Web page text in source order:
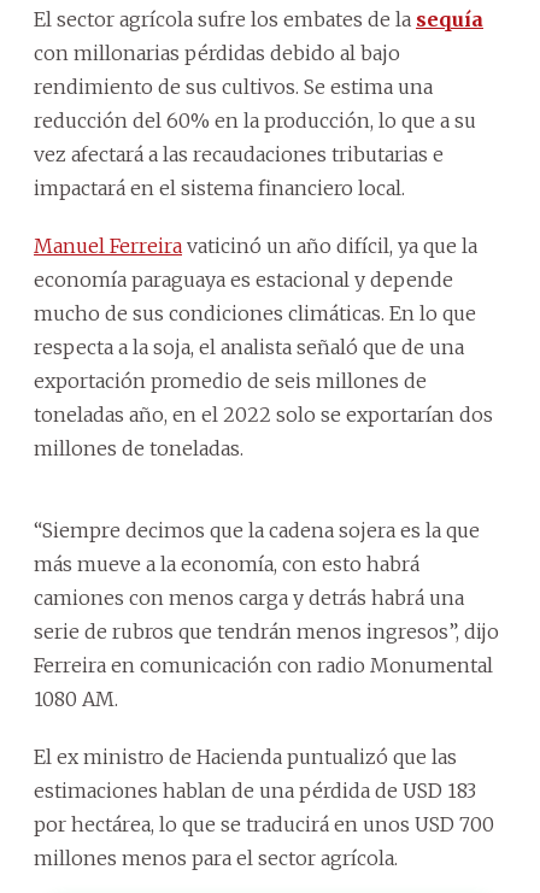
El sector agrícola sufre los embates de la sequía
con millonarias pérdidas debido al bajo
rendimiento de sus cultivos. Se estima una
reducción del 60% en la producción, lo que a su
vez afectará a las recaudaciones tributarias e
impactará en el sistema financiero local.
Manuel Ferreira vaticinó un año difícil, ya que la
economía paraguaya es estacional y depende
mucho de sus condiciones climáticas. En lo que
respecta a la soja, el analista señaló que de una
exportación promedio de seis millones de
toneladas año, en el 2022 solo se exportarían dos
millones de toneladas.
“Siempre decimos que la cadena sojera es la que
más mueve a la economía, con esto habrá
camiones con menos carga y detrás habrá una
serie de rubros que tendrán menos ingresos”, dijo
Ferreira en comunicación con radio Monumental
1080 AM.
El ex ministro de Hacienda puntualizó que las
estimaciones hablan de una pérdida de USD 183
por hectárea, lo que se traducirá en unos USD 700
millones menos para el sector agrícola.